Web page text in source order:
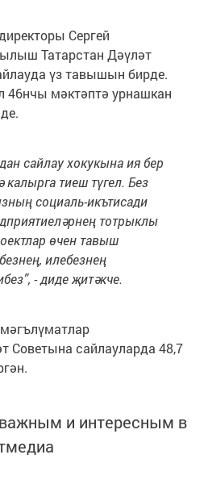
Сергей
Татарстан Дәүләт
үз тавышын бирде.
мәктәптә урнашкан
сайлау хокукына ия бер
калырга тиеш түгел. Без
социаль-икътисади
тотрыклы
өчен тавыш
илебезнең
- диде җитәкче.
Советына сайлауларда 48,7
и интересным в